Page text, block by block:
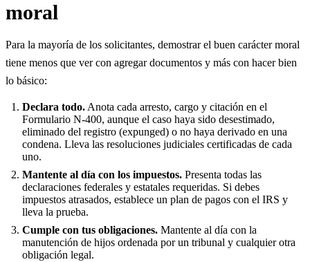
moral
Para la mayoría de los solicitantes, demostrar el buen carácter moral
tiene menos que ver con agregar documentos y más con hacer bien
lo básico:
Declara todo. Anota cada arresto, cargo y citación en el
Formulario N-400, aunque el caso haya sido desestimado,
eliminado del registro (expunged) o no haya derivado en una
condena. Lleva las resoluciones judiciales certificadas de cada
uno.
Mantente al día con los impuestos. Presenta todas las
declaraciones federales y estatales requeridas. Si debes
impuestos atrasados, establece un plan de pagos con el IRS y
lleva la prueba.
Cumple con tus obligaciones. Mantente al día con la
manutención de hijos ordenada por un tribunal y cualquier otra
obligación legal.